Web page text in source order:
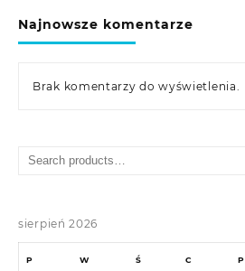
Najnowsze komentarze
Brak komentarzy do wyświetlenia.
Search
sierpień 2026
P W Ś C P